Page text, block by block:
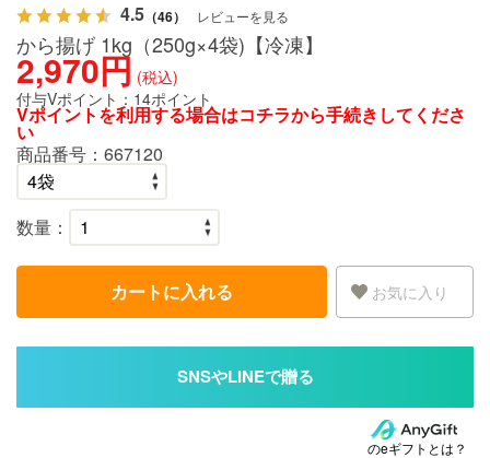
4.5 （46） レビューを見る
から揚げ 1kg（250g×4袋)【冷凍】
2,970円 (税込)
付与Vポイント： 14ポイント
Vポイントを利用する場合はコチラから手続きしてくださ
い
商品番号： 667120
数量：
カートに入れる お気に入り
のeギフトとは？